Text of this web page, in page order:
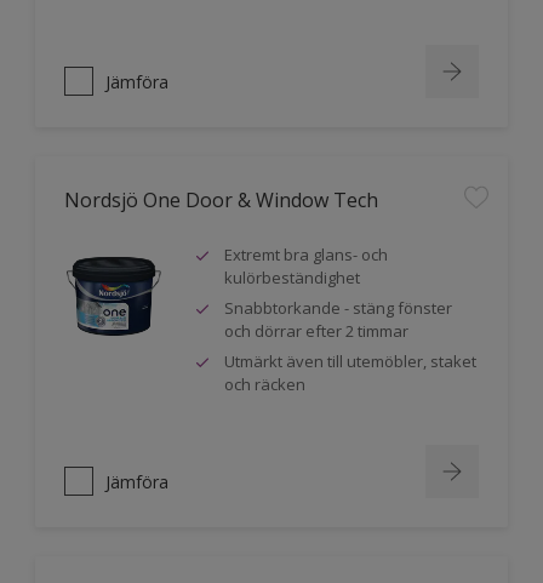
Jämföra
Nordsjö One Door & Window Tech
Extremt bra glans- och
kulörbeständighet
Snabbtorkande - stäng fönster
och dörrar efter 2 timmar
Utmärkt även till utemöbler, staket
och räcken
Jämföra